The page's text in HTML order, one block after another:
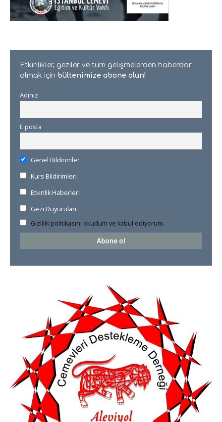
Etkinlikler, geziler ve tüm gelişmelerden haberdar
olmak için bültenimize abone olun!
Adınız
E posta
Genel Bildirimler
Kurs Bildirimleri
Etkinlik Haberleri
Gezi Duyuruları
Gizlilik politikasını okudum ve kabul ediyorum.